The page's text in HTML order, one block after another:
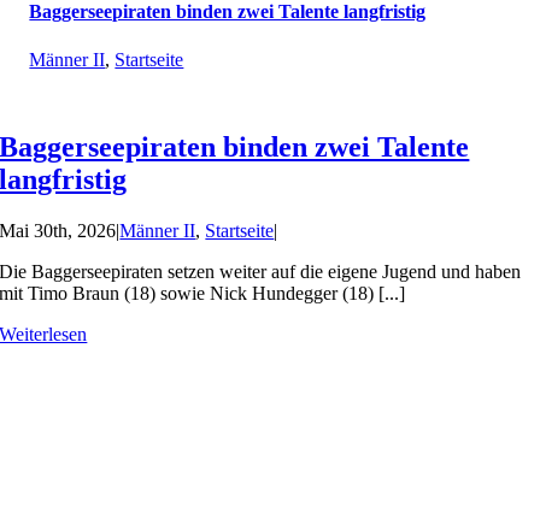
Baggerseepiraten binden zwei Talente langfristig
Männer II, Startseite
Baggerseepiraten binden zwei Talente
langfristig
Mai 30th, 2026|Männer II, Startseite|
Die Baggerseepiraten setzen weiter auf die eigene Jugend und haben
mit Timo Braun (18) sowie Nick Hundegger (18) [...]
Weiterlesen